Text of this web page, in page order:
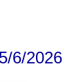
6/2026